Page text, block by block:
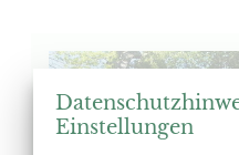
Einstellungen